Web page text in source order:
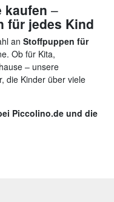
kaufen –
für jedes Kind
an Stoffpuppen für
Ob für Kita,
– unsere
die Kinder über viele
Piccolino.de und die